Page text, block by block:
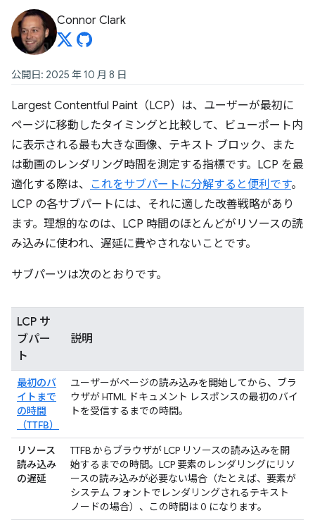
Connor Clark
公開日: 2025 年 10 月 8 日
Largest Contentful Paint（LCP）は、ユーザーが最初に
ページに移動したタイミングと比較して、ビューポート内
に表示される最も大きな画像、テキスト ブロック、また
は動画のレンダリング時間を測定する指標です。LCP を最
適化する際は、 これをサブパートに分解すると便利です。
LCP の各サブパートには、それに適した改善戦略があり
ます。理想的なのは、LCP 時間のほとんどがリソースの読
み込みに使われ、遅延に費やされないことです。
サブパーツは次のとおりです。
LCP サ
ブパー
ト
説明
最初のバ
イトまで
の時間
（TTFB）
ユーザーがページの読み込みを開始してから、ブラ
ウザが HTML ドキュメント レスポンスの最初のバイ
トを受信するまでの時間。
リソース
読み込み
の遅延
TTFB からブラウザが LCP リソースの読み込みを開
始するまでの時間。LCP 要素のレンダリングにリソ
ースの読み込みが必要ない場合（たとえば、要素が
システム フォントでレンダリングされるテキスト
ノードの場合）、この時間は 0 になります。